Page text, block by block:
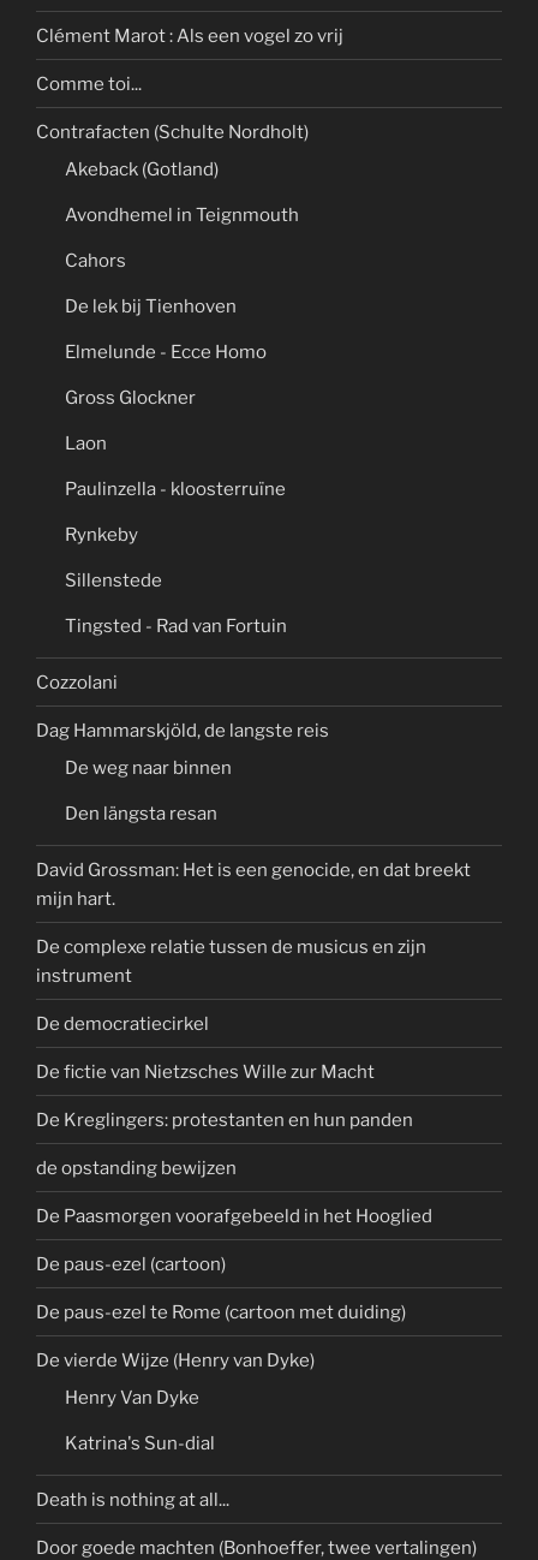
Clément Marot : Als een vogel zo vrij
Comme toi...
Contrafacten (Schulte Nordholt)
Akeback (Gotland)
Avondhemel in Teignmouth
Cahors
De lek bij Tienhoven
Elmelunde - Ecce Homo
Gross Glockner
Laon
Paulinzella - kloosterruïne
Rynkeby
Sillenstede
Tingsted - Rad van Fortuin
Cozzolani
Dag Hammarskjöld, de langste reis
De weg naar binnen
Den längsta resan
David Grossman: Het is een genocide, en dat breekt
mijn hart.
De complexe relatie tussen de musicus en zijn
instrument
De democratiecirkel
De fictie van Nietzsches Wille zur Macht
De Kreglingers: protestanten en hun panden
de opstanding bewijzen
De Paasmorgen voorafgebeeld in het Hooglied
De paus-ezel (cartoon)
De paus-ezel te Rome (cartoon met duiding)
De vierde Wijze (Henry van Dyke)
Henry Van Dyke
Katrina's Sun-dial
Death is nothing at all...
Door goede machten (Bonhoeffer, twee vertalingen)